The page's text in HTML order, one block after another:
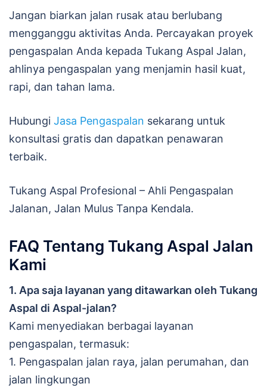
Jangan biarkan jalan rusak atau berlubang
mengganggu aktivitas Anda. Percayakan proyek
pengaspalan Anda kepada Tukang Aspal Jalan,
ahlinya pengaspalan yang menjamin hasil kuat,
rapi, dan tahan lama.
Hubungi Jasa Pengaspalan sekarang untuk
konsultasi gratis dan dapatkan penawaran
terbaik.
Tukang Aspal Profesional – Ahli Pengaspalan
Jalanan, Jalan Mulus Tanpa Kendala.
FAQ Tentang Tukang Aspal Jalan
Kami
1. Apa saja layanan yang ditawarkan oleh Tukang
Aspal di Aspal-jalan?
Kami menyediakan berbagai layanan
pengaspalan, termasuk:
1. Pengaspalan jalan raya, jalan perumahan, dan
jalan lingkungan